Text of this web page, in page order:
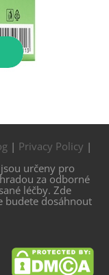
| Privacy Policy |
určeny pro
za odborné
léčby. Zde
budete dosáhnout